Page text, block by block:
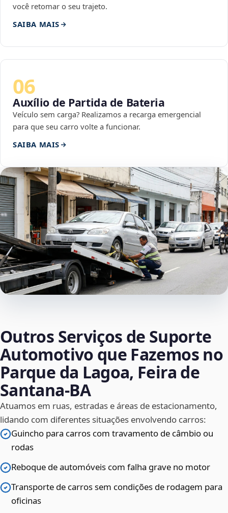
você retomar o seu trajeto.
SAIBA MAIS
06
Auxílio de Partida de Bateria
Veículo sem carga? Realizamos a recarga emergencial
para que seu carro volte a funcionar.
SAIBA MAIS
Outros Serviços de Suporte
Automotivo que Fazemos no
Parque da Lagoa, Feira de
Santana‑BA
Atuamos em ruas, estradas e áreas de estacionamento,
lidando com diferentes situações envolvendo carros:
Guincho para carros com travamento de câmbio ou
rodas
Reboque de automóveis com falha grave no motor
Transporte de carros sem condições de rodagem para
oficinas